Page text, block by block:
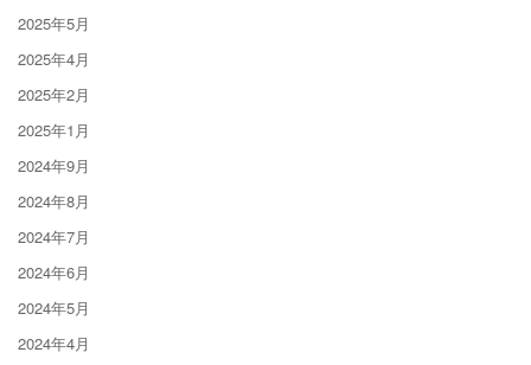
2025年5月
2025年4月
2025年2月
2025年1月
2024年9月
2024年8月
2024年7月
2024年6月
2024年5月
2024年4月